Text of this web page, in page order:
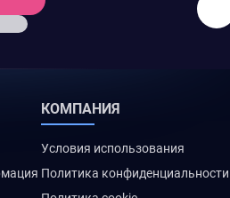
КОМПАНИЯ
Условия использования
Политика конфиденциальности